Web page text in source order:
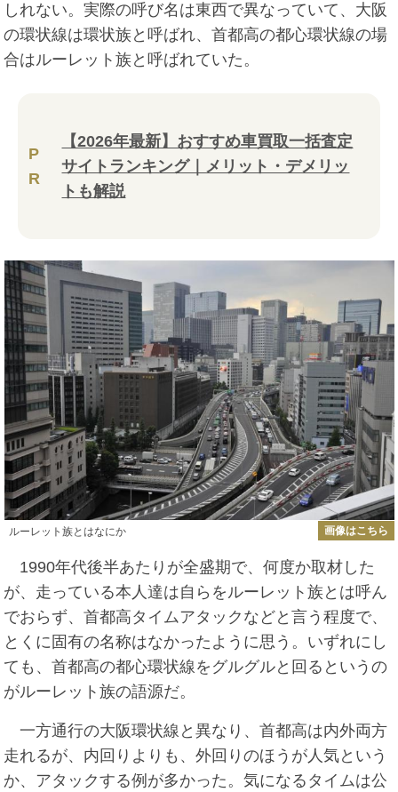
しれない。実際の呼び名は東西で異なっていて、大阪
の環状線は環状族と呼ばれ、首都高の都心環状線の場
合はルーレット族と呼ばれていた。
P
R
【2026年最新】おすすめ車買取一括査定
サイトランキング｜メリット・デメリッ
トも解説
ルーレット族とはなにか 画像はこちら
1990年代後半あたりが全盛期で、何度か取材した
が、走っている本人達は自らをルーレット族とは呼ん
でおらず、首都高タイムアタックなどと言う程度で、
とくに固有の名称はなかったように思う。いずれにし
ても、首都高の都心環状線をグルグルと回るというの
がルーレット族の語源だ。
一方通行の大阪環状線と異なり、首都高は内外両方
走れるが、内回りよりも、外回りのほうが人気という
か、アタックする例が多かった。気になるタイムは公